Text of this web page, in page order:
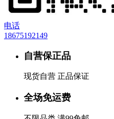
电话
18675192149
自营保正品
现货自营 正品保证
全场免运费